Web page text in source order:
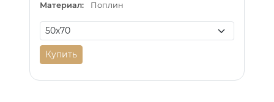
Материал:
Поплин
Купить